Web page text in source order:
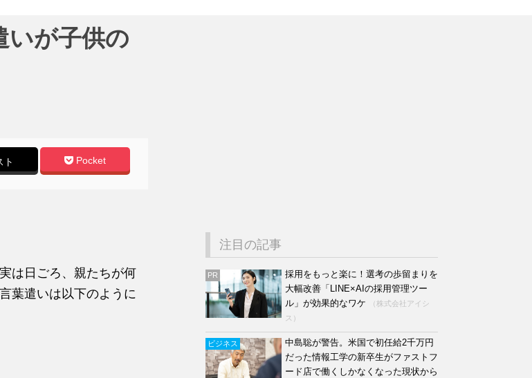
いが子供の
ト Pocket
は日ごろ、親たちが何
葉遣いは以下のように
注目の記事
PR
採用をもっと楽に！選考の歩留まりを
大幅改善「LINE×AIの採用管理ツー
ル」が効果的なワケ
（株式会社アイシ
ス）
ビジネス
中島聡が警告。米国で初任給2千万円
だった情報工学の新卒生がファストフ
ード店で働くしかなくなった現状から